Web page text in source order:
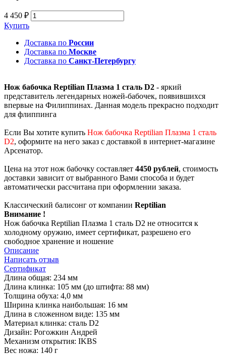
4 450 ₽
Купить
Доставка по России
Доставка по Москве
Доставка по Санкт-Петербургу
Нож бабочка Reptilian Плазма 1 сталь D2 - яркий
представитель легендарных ножей-бабочек, появившихся
впервые на Филиппинах. Данная модель прекрасно подходит
для флиппинга
Если Вы хотите купить Нож бабочка Reptilian Плазма 1 сталь
D2, оформите на него заказ с доставкой в интернет-магазине
Арсенатор.
Цена на этот нож бабочку составляет 4450 рублей, стоимость
доставки зависит от выбранного Вами способа и будет
автоматически рассчитана при оформлении заказа.
Классический балисонг от компании Reptilian
Внимание !
Нож бабочка Reptilian Плазма 1 сталь D2 не относится к
холодному оружию, имеет сертификат, разрешено его
свободное хранение и ношение
Описание
Написать отзыв
Сертификат
Длина общая: 234 мм
Длина клинка: 105 мм (до штифта: 88 мм)
Толщина обуха: 4,0 мм
Ширина клинка наибольшая: 16 мм
Длина в сложенном виде: 135 мм
Материал клинка: сталь D2
Дизайн: Рогожкин Андрей
Механизм открытия: IKBS
Вес ножа: 140 г